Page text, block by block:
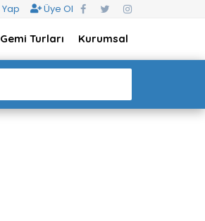
Üye Ol
Gemi Turları Kurumsal